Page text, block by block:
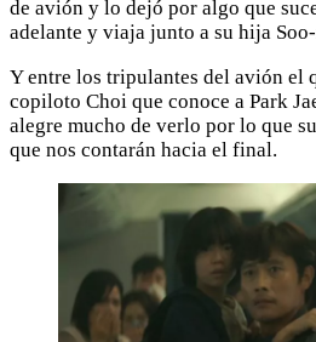
de avión y lo dejó por algo que
adelante y viaja junto a su hija
Y entre los tripulantes del avión el
copiloto Choi que conoce a Park
alegre mucho de verlo por lo que
que nos contarán hacia el final.